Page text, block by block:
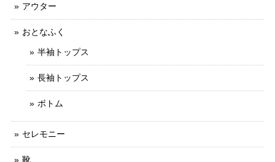
アウター
おとなふく
半袖トップス
長袖トップス
ボトム
セレモニー
靴